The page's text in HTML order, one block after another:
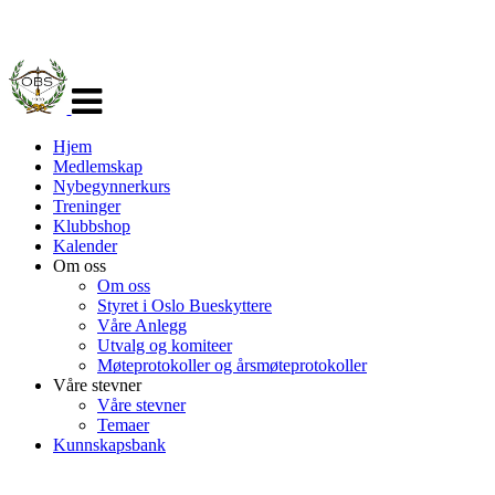
navigasjon
Hjem
Medlemskap
Nybegynnerkurs
Treninger
Klubbshop
Kalender
Om oss
Om oss
Styret i Oslo Bueskyttere
Våre Anlegg
Utvalg og komiteer
Møteprotokoller og årsmøteprotokoller
Våre stevner
Våre stevner
Temaer
Kunnskapsbank